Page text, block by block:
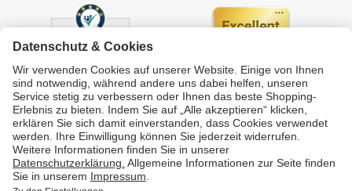
Durchschnittliche Bewertung von GarWoh – Gartenmöbel & Wohnen
mit336Bewertungen
|
Bewertungsgrundlage des Anbieters: 4 Verkaufs- und 4 Bewertungsplattformen